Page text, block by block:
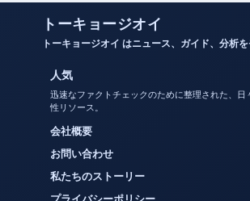
トーキョージオイ
トーキョージオイ はニュース、ガイド、分析
迅速なファクトチェックのために整理された、日
性リソース。